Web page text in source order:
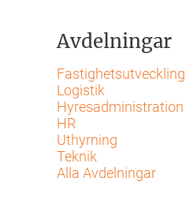
Avdelningar
Fastighetsutveckling
Logistik
Hyresadministration
HR
Uthyrning
Teknik
Alla Avdelningar